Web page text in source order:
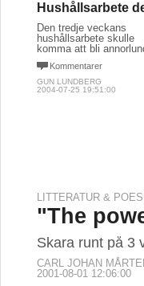
Hushållsarbete
Den tredje veckans
hushållsarbete skulle
komma att bli
Kommentarer
GUN LUNDBERG
2004-07-25 19:51:00
LITTERATUR & POESI
"The
Skara runt på 3
CARL JOHAN
2001-08-01 12:06:00